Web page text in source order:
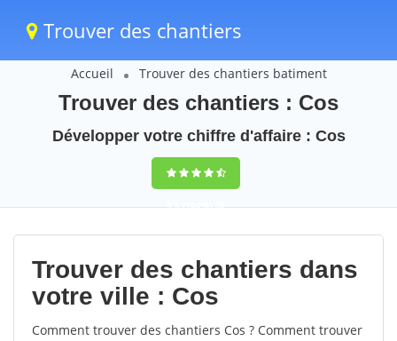
Trouver des chantiers
Accueil Trouver des chantiers batiment
Trouver des chantiers : Cos
Développer votre chiffre d'affaire : Cos
9,5(100%)36
votes
Trouver des chantiers dans
votre ville : Cos
Comment trouver des chantiers Cos ? Comment trouver